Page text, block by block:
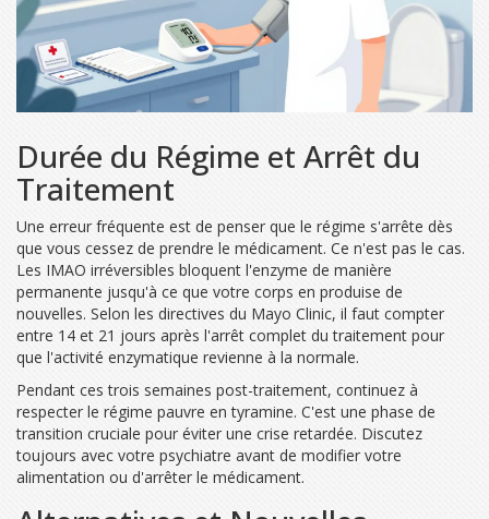
Durée du Régime et Arrêt du
Traitement
Une erreur fréquente est de penser que le régime s'arrête dès
que vous cessez de prendre le médicament. Ce n'est pas le cas.
Les IMAO irréversibles bloquent l'enzyme de manière
permanente jusqu'à ce que votre corps en produise de
nouvelles. Selon les directives du Mayo Clinic, il faut compter
entre 14 et 21 jours après l'arrêt complet du traitement pour
que l'activité enzymatique revienne à la normale.
Pendant ces trois semaines post-traitement, continuez à
respecter le régime pauvre en tyramine. C'est une phase de
transition cruciale pour éviter une crise retardée. Discutez
toujours avec votre psychiatre avant de modifier votre
alimentation ou d'arrêter le médicament.